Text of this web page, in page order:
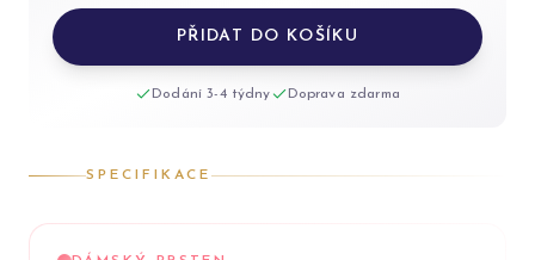
PŘIDAT DO KOŠÍKU
Dodání 3-4 týdny Doprava zdarma
SPECIFIKACE